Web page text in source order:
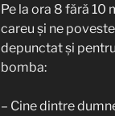
Pe la ora 8 fără 10
careu și ne
depunctat și
bomba:
– Cine dintre